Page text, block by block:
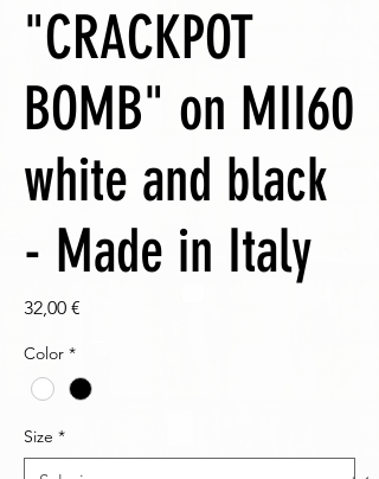
"CRACKPOT
BOMB" on MII60
white and black
- Made in Italy
32,00 €
Color *
Size *